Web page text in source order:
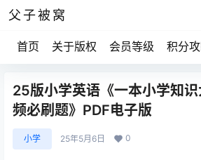
父子被窝
首页 关于版权 会员等级 积分
25版小学英语《一本小学知
频必刷题》PDF电子版
小学 25年5月6日 0